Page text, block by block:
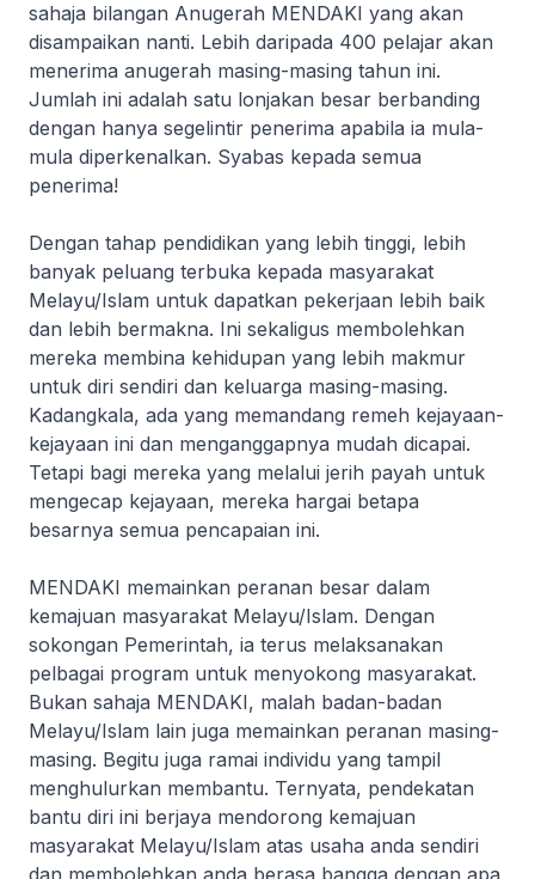
sahaja bilangan Anugerah MENDAKI yang akan
disampaikan nanti. Lebih daripada 400 pelajar akan
menerima anugerah masing-masing tahun ini.
Jumlah ini adalah satu lonjakan besar berbanding
dengan hanya segelintir penerima apabila ia mula-
mula diperkenalkan. Syabas kepada semua
penerima!
Dengan tahap pendidikan yang lebih tinggi, lebih
banyak peluang terbuka kepada masyarakat
Melayu/Islam untuk dapatkan pekerjaan lebih baik
dan lebih bermakna. Ini sekaligus membolehkan
mereka membina kehidupan yang lebih makmur
untuk diri sendiri dan keluarga masing-masing.
Kadangkala, ada yang memandang remeh kejayaan-
kejayaan ini dan menganggapnya mudah dicapai.
Tetapi bagi mereka yang melalui jerih payah untuk
mengecap kejayaan, mereka hargai betapa
besarnya semua pencapaian ini.
MENDAKI memainkan peranan besar dalam
kemajuan masyarakat Melayu/Islam. Dengan
sokongan Pemerintah, ia terus melaksanakan
pelbagai program untuk menyokong masyarakat.
Bukan sahaja MENDAKI, malah badan-badan
Melayu/Islam lain juga memainkan peranan masing-
masing. Begitu juga ramai individu yang tampil
menghulurkan membantu. Ternyata, pendekatan
bantu diri ini berjaya mendorong kemajuan
masyarakat Melayu/Islam atas usaha anda sendiri
dan membolehkan anda berasa bangga dengan apa